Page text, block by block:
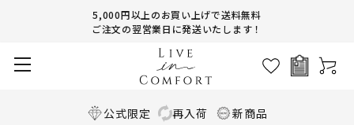
5,000円以上のお買い上げで送料無料
ご注文の翌営業日に発送いたします！
公式限定 再入荷 新商品